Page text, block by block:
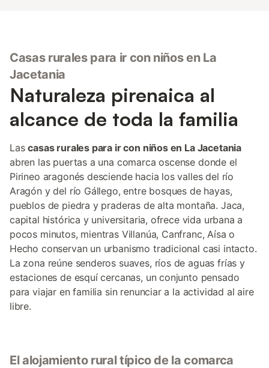
Casas rurales para ir con niños en La
Jacetania
Naturaleza pirenaica al
alcance de toda la familia
Lascasas rurales para ir con niños en La Jacetania
abren las puertas a una comarca oscense donde el
Pirineo aragonés desciende hacia los valles del río
Aragón y del río Gállego, entre bosques de hayas,
pueblos de piedra y praderas de alta montaña. Jaca,
capital histórica y universitaria, ofrece vida urbana a
pocos minutos, mientras Villanúa, Canfranc, Aísa o
Hecho conservan un urbanismo tradicional casi intacto.
La zona reúne senderos suaves, ríos de aguas frías y
estaciones de esquí cercanas, un conjunto pensado
para viajar en familia sin renunciar a la actividad al aire
libre.
El alojamiento rural típico de la comarca